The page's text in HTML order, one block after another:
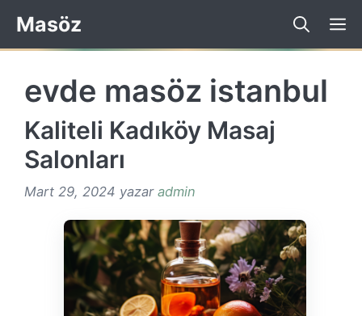
İçeriğe
atla
Masöz
evde masöz istanbul
Kaliteli Kadıköy Masaj
Salonları
Mart 29, 2024 yazar admin